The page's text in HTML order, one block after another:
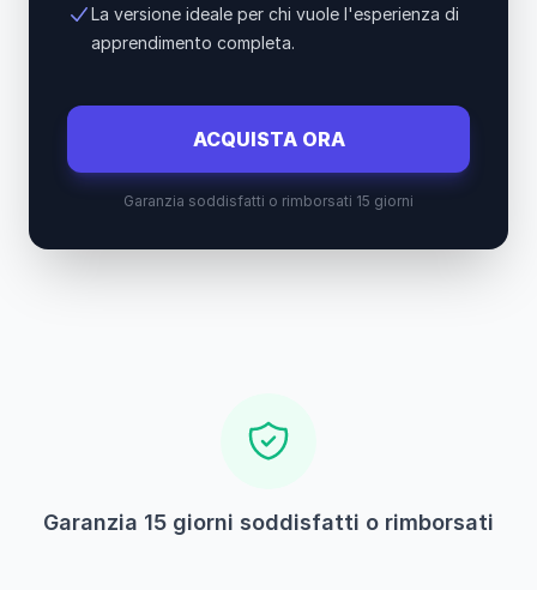
La versione ideale per chi vuole l'esperienza di
apprendimento completa.
ACQUISTA ORA
Garanzia soddisfatti o rimborsati 15 giorni
Garanzia 15 giorni soddisfatti o rimborsati